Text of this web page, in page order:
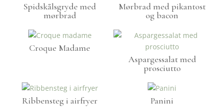
Spidskålsgryde med
mørbrad
Mørbrad med pikantost
og bacon
Croque Madame
Aspargessalat med
prosciutto
Ribbensteg i airfryer Panini